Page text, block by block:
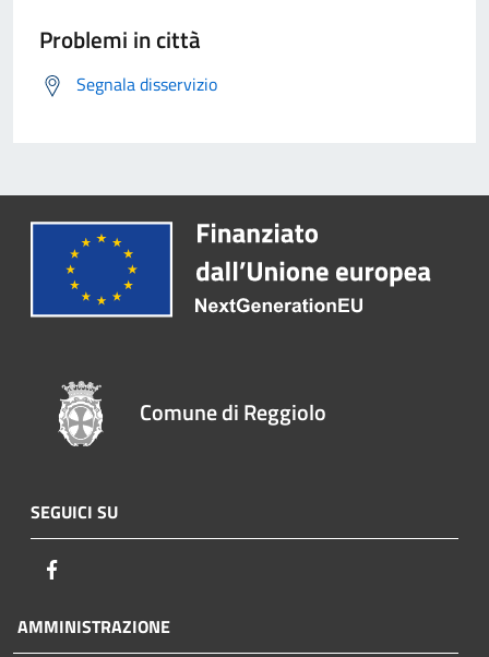
Problemi in città
Segnala disservizio
Comune di Reggiolo
SEGUICI SU
AMMINISTRAZIONE